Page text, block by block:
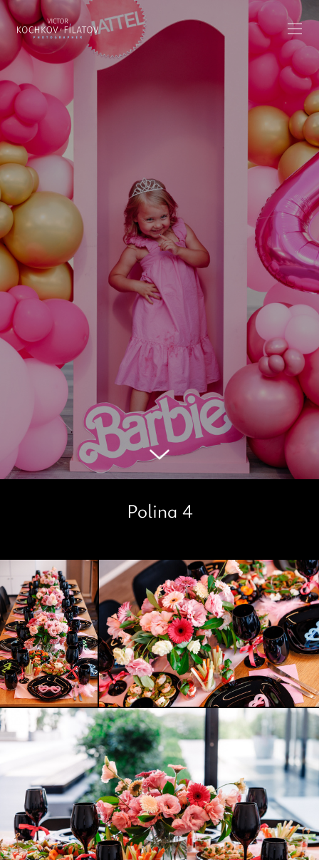
Polina 4